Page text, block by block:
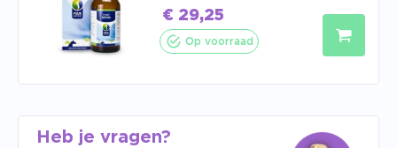
€ 29,25
Op voorraad
Heb je vragen?